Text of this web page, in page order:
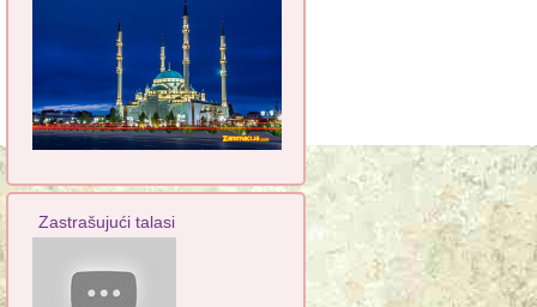
Zastrašujući talasi